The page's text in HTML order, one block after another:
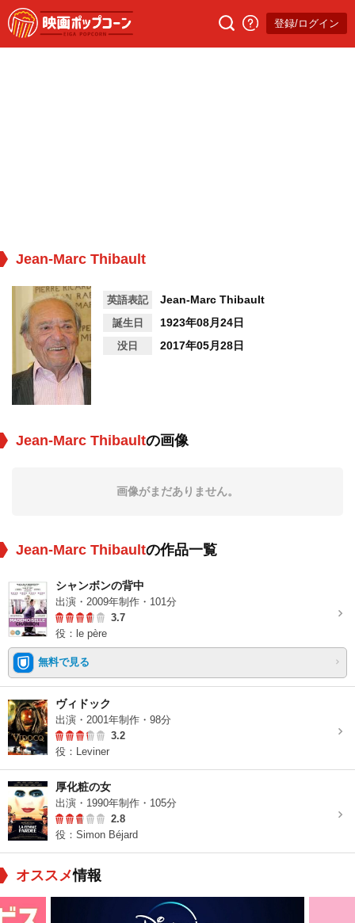
登録/ログイン
Jean-Marc Thibault
英語表記 Jean-Marc Thibault
誕生日 1923年08月24日
没日 2017年05月28日
Jean-Marc Thibaultの画像
画像がまだありません。
Jean-Marc Thibaultの作品一覧
シャンボンの背中
出演・2009年制作・101分
3.7
役：le père
無料で見る
ヴィドック
出演・2001年制作・98分
3.2
役：Leviner
厚化粧の女
出演・1990年制作・105分
2.8
役：Simon Béjard
オススメ情報